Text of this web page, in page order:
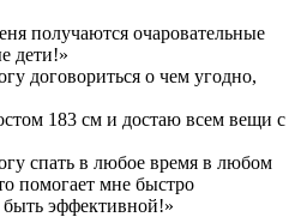
получаются очаровательные
дети!»
договориться о чем угодно,
183 см и достаю всем вещи с
спать в любое время в любом
помогает мне быстро
быть эффективной!»